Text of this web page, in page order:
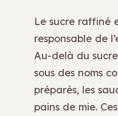
Le sucre raffiné
responsable de
Au-delà du
sous des noms
préparés, les
pains de mie.